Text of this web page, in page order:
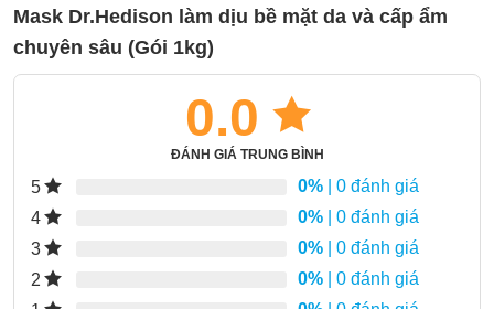
Mask Dr.Hedison làm dịu bề mặt da và cấp ẩm
chuyên sâu (Gói 1kg)
0.0
ĐÁNH GIÁ TRUNG BÌNH
5 0% | 0 đánh giá
4
0% | 0 đánh giá
3
0% | 0 đánh giá
2
0% | 0 đánh giá